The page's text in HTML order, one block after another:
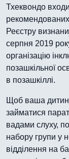
Тхеквондо
Реєстру
серпня 2019
організацію
позашкільної
в позашкіллі.
Щоб ваша
займатися
вадами слуху,
набору групи у
відділення на